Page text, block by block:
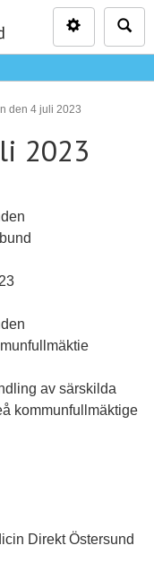
den 4 juli 2023
2023
av särskilda
kommunfullmäktige
Direkt Östersund